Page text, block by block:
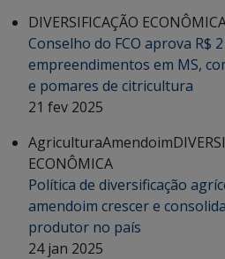
DIVERSIFICAÇÃO
Conselho do FCO aprova R$
empreendimentos em MS,
e pomares de citricultura
21 fev 2025
AgriculturaAmendoim
ECONÔMICA
Política de diversificação
amendoim crescer e
produtor no país
24 jan 2025